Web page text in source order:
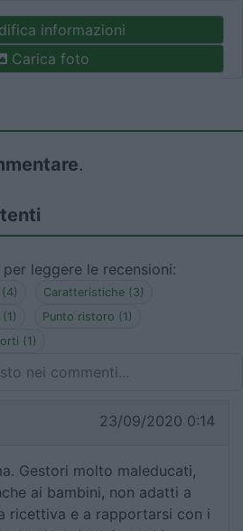
informazioni
Carica foto
.
leggere le recensioni:
Caratteristiche (3)
Punto ristoro (1)
(1)
23/09/2020 0:14
Gestori molto maleducati,
ai bambini, non adatti a
ricettiva e a rapportarsi con i